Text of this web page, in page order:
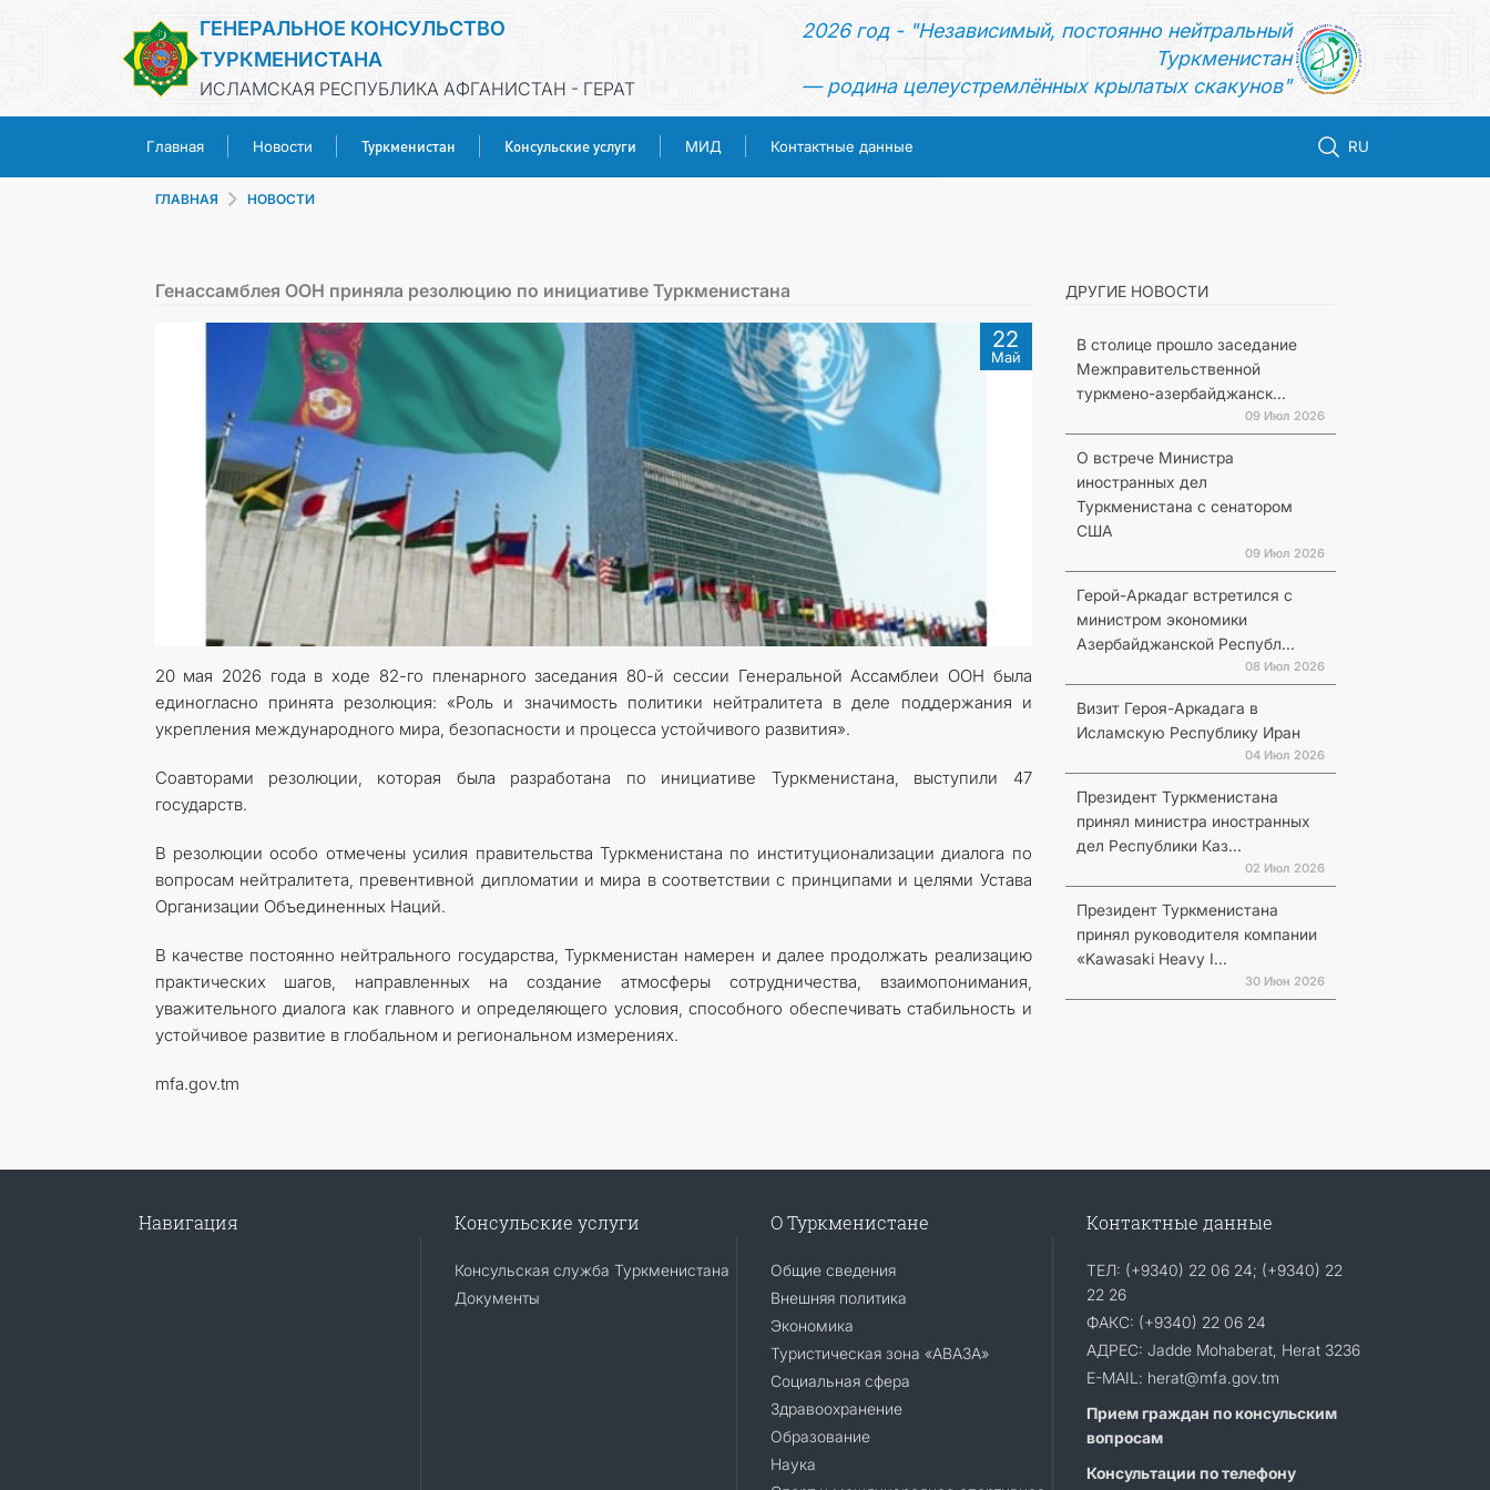
ГЕНЕРАЛЬНОЕ КОНСУЛЬСТВО
ТУРКМЕНИСТАНА
ИСЛАМСКАЯ РЕСПУБЛИКА АФГАНИСТАН - ГЕРАТ
2026 год - "Независимый, постоянно нейтральный
Туркменистан
— родина целеустремлённых крылатых скакунов"
Главная Новости Туркменистан Консульские услуги МИД Контактные данные RU
ТУРКМЕНИСТАН
КОНСУЛЬСКИЕ УСЛУГИ
МИД
КОНТАКТНЫЕ ДАННЫЕ
ГЛАВНАЯ НОВОСТИ
Генассамблея ООН приняла резолюцию по инициативе Туркменистана
22
Май
20 мая 2026 года в ходе 82-го пленарного заседания 80-й сессии Генеральной Ассамблеи ООН была
единогласно принята резолюция: «Роль и значимость политики нейтралитета в деле поддержания и
укрепления международного мира, безопасности и процесса устойчивого развития».
Соавторами резолюции, которая была разработана по инициативе Туркменистана, выступили 47
государств.
В резолюции особо отмечены усилия правительства Туркменистана по институционализации диалога по
вопросам нейтралитета, превентивной дипломатии и мира в соответствии с принципами и целями Устава
Организации Объединенных Наций.
В качестве постоянно нейтрального государства, Туркменистан намерен и далее продолжать реализацию
практических шагов, направленных на создание атмосферы сотрудничества, взаимопонимания,
уважительного диалога как главного и определяющего условия, способного обеспечивать стабильность и
устойчивое развитие в глобальном и региональном измерениях.
mfa.gov.tm
ДРУГИЕ НОВОСТИ
В столице прошло заседание
Межправительственной
туркмено-азербайджанск...
09 Июл 2026
О встрече Министра
иностранных дел
Туркменистана с сенатором
США
09 Июл 2026
Герой-Аркадаг встретился с
министром экономики
Азербайджанской Республ...
08 Июл 2026
Визит Героя-Аркадага в
Исламскую Республику Иран
04 Июл 2026
Президент Туркменистана
принял министра иностранных
дел Республики Каз...
02 Июл 2026
Президент Туркменистана
принял руководителя компании
«Kawasaki Heavy I...
30 Июн 2026
Навигация Консульские услуги
Консульская служба Туркменистана
Документы
О Туркменистане
Общие сведения
Внешняя политика
Экономика
Туристическая зона «АВАЗА»
Социальная сфера
Здравоохранение
Образование
Наука
Контактные данные
ТЕЛ: (+9340) 22 06 24; (+9340) 22
22 26
ФАКС: (+9340) 22 06 24
АДРЕС: Jadde Mohaberat, Herat 3236
E-MAIL: herat@mfa.gov.tm
Прием граждан по консульским
вопросам
Консультации по телефону